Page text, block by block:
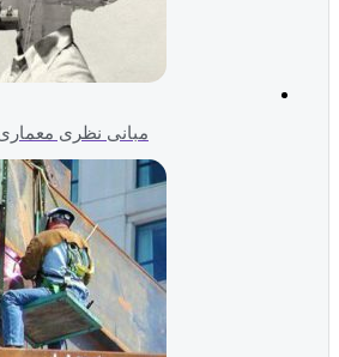
مبانی نظری معماری (136)